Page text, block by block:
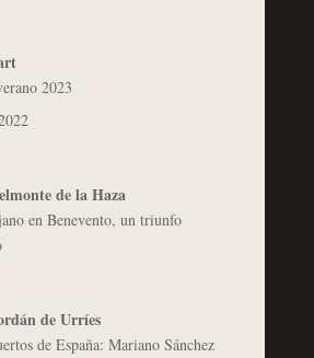
2023
de la Haza
en Benevento, un triunfo
de Urríes
de España: Mariano Sánchez